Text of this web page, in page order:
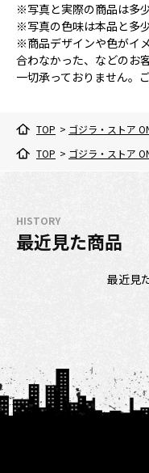
※写真と実際の商品は多
※写真の色味は本品と多
※商品デザインや色がイ
合わなかった、などのお
一切承っておりません。
TOP > ゴジラ・ストア
TOP > ゴジラ・ストア
HISTORY
最近見た商品
最近見